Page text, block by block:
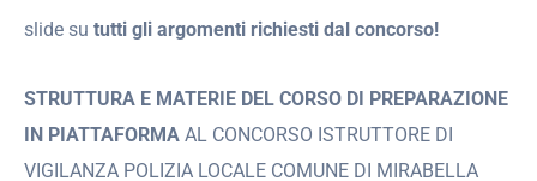
slide su tutti gli argomenti richiesti dal concorso!
STRUTTURA E MATERIE DEL CORSO DI PREPARAZIONE
IN PIATTAFORMA AL CONCORSO ISTRUTTORE DI
VIGILANZA POLIZIA LOCALE COMUNE DI MIRABELLA